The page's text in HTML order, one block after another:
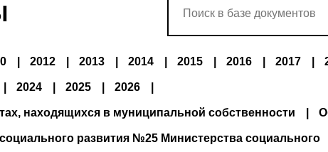
2012 2013 2014 2015 2016 2017
2024 2025 2026
находящихся в муниципальной собственности
развития №25 Министерства социального